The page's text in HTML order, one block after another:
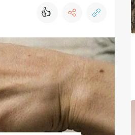
👍